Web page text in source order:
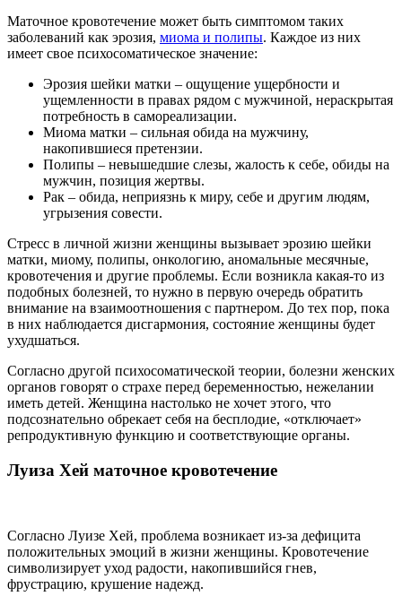
Маточное кровотечение может быть симптомом таких
заболеваний как эрозия, миома и полипы. Каждое из них
имеет свое психосоматическое значение:
Эрозия шейки матки – ощущение ущербности и
ущемленности в правах рядом с мужчиной, нераскрытая
потребность в самореализации.
Миома матки – сильная обида на мужчину,
накопившиеся претензии.
Полипы – невышедшие слезы, жалость к себе, обиды на
мужчин, позиция жертвы.
Рак – обида, неприязнь к миру, себе и другим людям,
угрызения совести.
Стресс в личной жизни женщины вызывает эрозию шейки
матки, миому, полипы, онкологию, аномальные месячные,
кровотечения и другие проблемы. Если возникла какая-то из
подобных болезней, то нужно в первую очередь обратить
внимание на взаимоотношения с партнером. До тех пор, пока
в них наблюдается дисгармония, состояние женщины будет
ухудшаться.
Согласно другой психосоматической теории, болезни женских
органов говорят о страхе перед беременностью, нежелании
иметь детей. Женщина настолько не хочет этого, что
подсознательно обрекает себя на бесплодие, «отключает»
репродуктивную функцию и соответствующие органы.
Луиза Хей маточное кровотечение
Согласно Луизе Хей, проблема возникает из-за дефицита
положительных эмоций в жизни женщины. Кровотечение
символизирует уход радости, накопившийся гнев,
фрустрацию, крушение надежд.